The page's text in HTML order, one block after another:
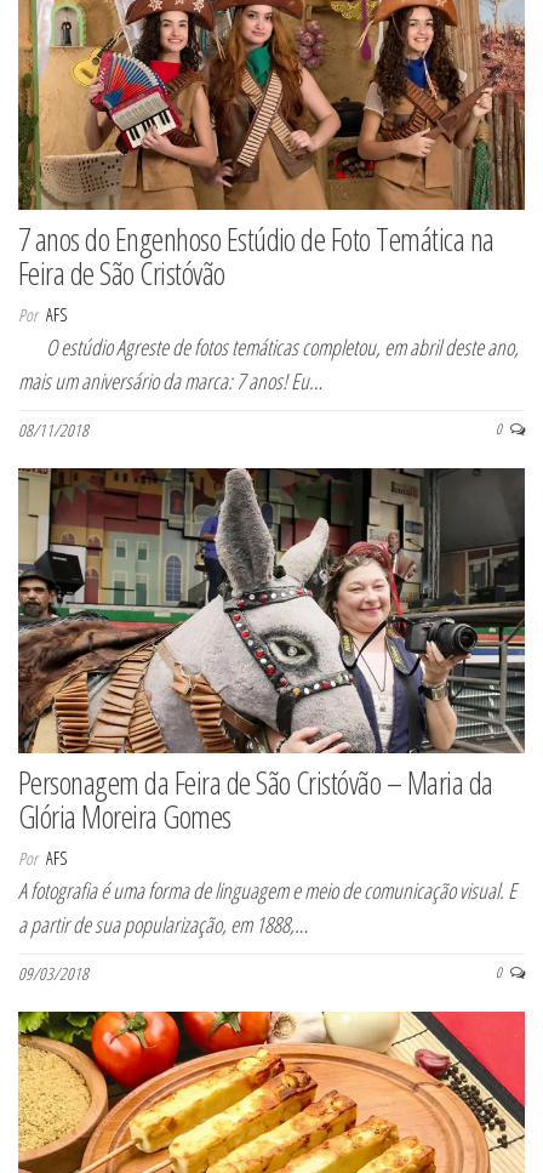
7 anos do Engenhoso Estúdio de Foto Temática na
Feira de São Cristóvão
Por AFS
O estúdio Agreste de fotos temáticas completou, em abril deste ano,
mais um aniversário da marca: 7 anos! Eu…
08/11/2018 0
Personagem da Feira de São Cristóvão – Maria da
Glória Moreira Gomes
Por AFS
A fotografia é uma forma de linguagem e meio de comunicação visual. E
a partir de sua popularização, em 1888,…
09/03/2018 0